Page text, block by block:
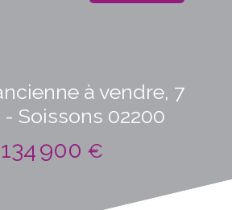
à vendre, 7
Soissons 02200
134 900 €